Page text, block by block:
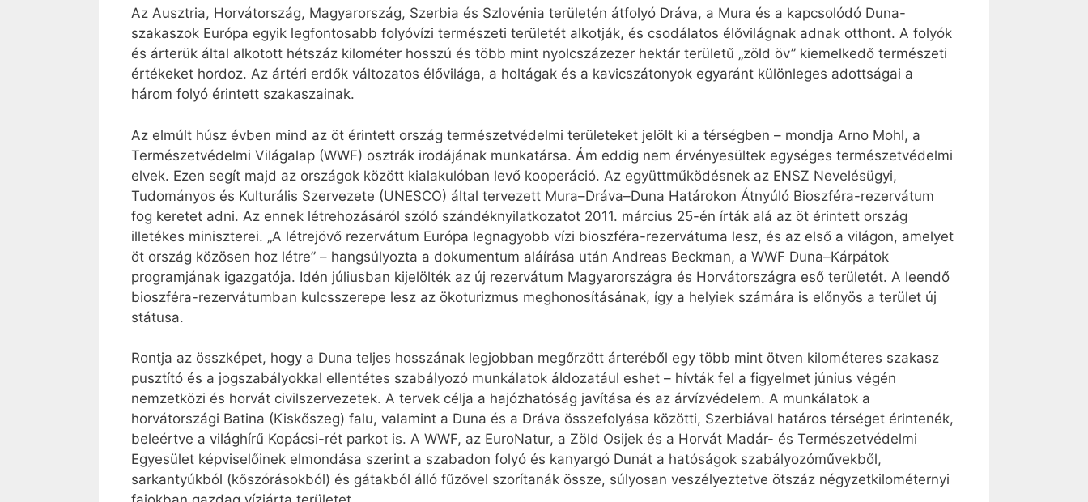
Az Ausztria, Horvátország, Magyarország, Szerbia és Szlovénia területén átfolyó Dráva, a Mura és a kapcsolódó Duna-
szakaszok Európa egyik legfontosabb folyóvízi természeti területét alkotják, és csodálatos élővilágnak adnak otthont. A folyók
és árterük által alkotott hétszáz kilométer hosszú és több mint nyolcszázezer hektár területű „zöld öv” kiemelkedő természeti
értékeket hordoz. Az ártéri erdők változatos élővilága, a holtágak és a kavicszátonyok egyaránt különleges adottságai a
három folyó érintett szakaszainak.
Az elmúlt húsz évben mind az öt érintett ország természetvédelmi területeket jelölt ki a térségben – mondja Arno Mohl, a
Természetvédelmi Világalap (WWF) osztrák irodájának munkatársa. Ám eddig nem érvényesültek egységes természetvédelmi
elvek. Ezen segít majd az országok között kialakulóban levő kooperáció. Az együttműködésnek az ENSZ Nevelésügyi,
Tudományos és Kulturális Szervezete (UNESCO) által tervezett Mura–Dráva–Duna Határokon Átnyúló Bioszféra-rezervátum
fog keretet adni. Az ennek létrehozásáról szóló szándéknyilatkozatot 2011. március 25-én írták alá az öt érintett ország
illetékes miniszterei. „A létrejövő rezervátum Európa legnagyobb vízi bioszféra-rezervátuma lesz, és az első a világon, amelyet
öt ország közösen hoz létre” – hangsúlyozta a dokumentum aláírása után Andreas Beckman, a WWF Duna–Kárpátok
programjának igazgatója. Idén júliusban kijelölték az új rezervátum Magyarországra és Horvátországra eső területét. A leendő
bioszféra-rezervátumban kulcsszerepe lesz az ökoturizmus meghonosításának, így a helyiek számára is előnyös a terület új
státusa.
Rontja az összképet, hogy a Duna teljes hosszának legjobban megőrzött árteréből egy több mint ötven kilométeres szakasz
pusztító és a jogszabályokkal ellentétes szabályozó munkálatok áldozatául eshet – hívták fel a figyelmet június végén
nemzetközi és horvát civilszervezetek. A tervek célja a hajózhatóság javítása és az árvízvédelem. A munkálatok a
horvátországi Batina (Kiskőszeg) falu, valamint a Duna és a Dráva összefolyása közötti, Szerbiával határos térséget érintenék,
beleértve a világhírű Kopácsi-rét parkot is. A WWF, az EuroNatur, a Zöld Osijek és a Horvát Madár- és Természetvédelmi
Egyesület képviselőinek elmondása szerint a szabadon folyó és kanyargó Dunát a hatóságok szabályozóművekből,
sarkantyúkból (kőszórásokból) és gátakból álló fűzővel szorítanák össze, súlyosan veszélyeztetve ötszáz négyzetkilométernyi